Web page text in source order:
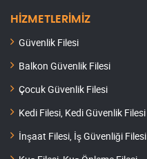
HİZMETLERİMİZ
Güvenlik Filesi
Balkon Güvenlik Filesi
Çocuk Güvenlik Filesi
Kedi Filesi, Kedi Güvenlik Filesi
İnşaat Filesi, İş Güvenliği Filesi